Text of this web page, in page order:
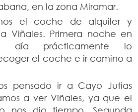
en la zona Miramar.
el coche de alquiler y
Viñales. Primera noche en
día prácticamente lo
el coche e ir camino a
pensado ir a Cayo Jutias
a ver Viñales, ya que el
nos dio tiempo. Segunda